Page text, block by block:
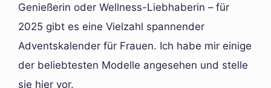
Genießerin oder Wellness-Liebhaberin – für
2025 gibt es eine Vielzahl spannender
Adventskalender für Frauen. Ich habe mir einige
der beliebtesten Modelle angesehen und stelle
sie hier vor.